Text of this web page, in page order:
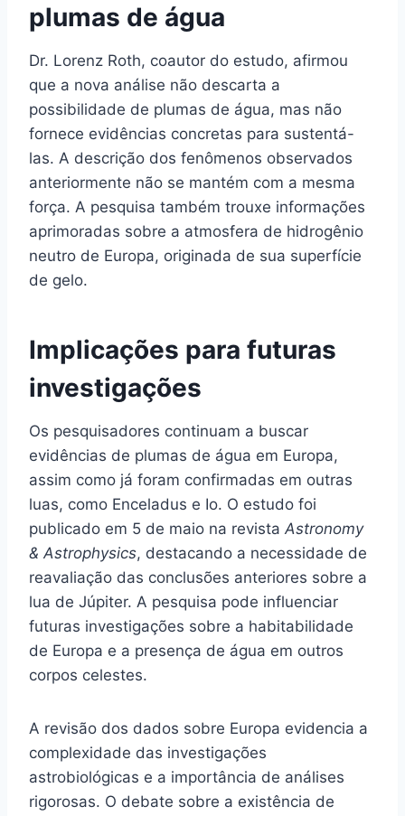
plumas de água
Dr. Lorenz Roth, coautor do estudo, afirmou
que a nova análise não descarta a
possibilidade de plumas de água, mas não
fornece evidências concretas para sustentá-
las. A descrição dos fenômenos observados
anteriormente não se mantém com a mesma
força. A pesquisa também trouxe informações
aprimoradas sobre a atmosfera de hidrogênio
neutro de Europa, originada de sua superfície
de gelo.
Implicações para futuras
investigações
Os pesquisadores continuam a buscar
evidências de plumas de água em Europa,
assim como já foram confirmadas em outras
luas, como Enceladus e Io. O estudo foi
publicado em 5 de maio na revista Astronomy
& Astrophysics, destacando a necessidade de
reavaliação das conclusões anteriores sobre a
lua de Júpiter. A pesquisa pode influenciar
futuras investigações sobre a habitabilidade
de Europa e a presença de água em outros
corpos celestes.
A revisão dos dados sobre Europa evidencia a
complexidade das investigações
astrobiológicas e a importância de análises
rigorosas. O debate sobre a existência de